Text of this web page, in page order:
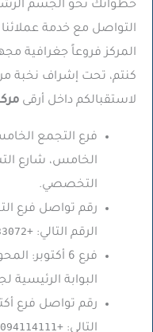
خطواتك نحو الجسم
التواصل مع خدمة
المركز فروعاً جغرافية
كنتم، تحت إشراف نخبة
لاستقبالكم داخل أرقى
فرع التجمع
الخامس، شارع
التخصصي.
رقم تواصل فرع
الرقم التالي:+201011333072
فرع 6 أكتوبر:
البوابة الرئيسية لجامعة 6 أكتوبر، مدينة 6
رقم تواصل فرع
التالي:+201094114111